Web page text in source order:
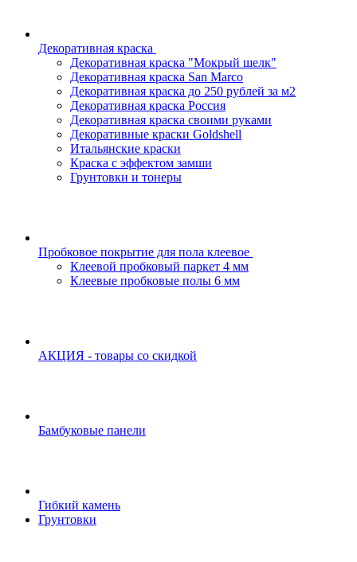
Декоративная краска
Декоративная краска "Мокрый шелк"
Декоративная краска San Marco
Декоративная краска до 250 рублей за м2
Декоративная краска Россия
Декоративная краска своими руками
Декоративные краски Goldshell
Итальянские краски
Краска с эффектом замши
Грунтовки и тонеры
Пробковое покрытие для пола клеевое
Клеевой пробковый паркет 4 мм
Клеевые пробковые полы 6 мм
АКЦИЯ - товары со скидкой
Бамбуковые панели
Гибкий камень
Грунтовки